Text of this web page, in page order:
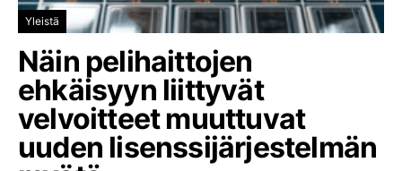
Yleistä
Näin pelihaittojen
ehkäisyyn liittyvät
velvoitteet muuttuvat
uuden lisenssijärjestelmän